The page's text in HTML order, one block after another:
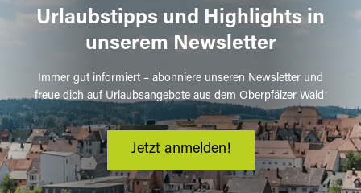
Urlaubstipps und Highlights in
unserem Newsletter
Immer gut informiert – abonniere unseren Newsletter und
freue dich auf Urlaubsangebote aus dem Oberpfälzer Wald!
Jetzt anmelden!